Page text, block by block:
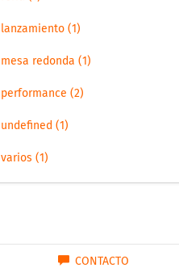
lanzamiento (1)
mesa redonda (1)
performance (2)
undefined (1)
varios (1)
CONTACTO